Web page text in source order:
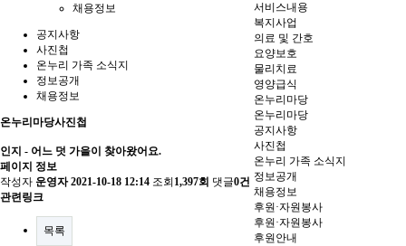
서비스내용
복지사업
의료 및 간호
요양보호
물리치료
영양급식
온누리마당
온누리마당
공지사항
사진첩
온누리 가족 소식지
정보공개
채용정보
후원·자원봉사
후원·자원봉사
후원안내
채용정보
공지사항
사진첩
온누리 가족 소식지
정보공개
채용정보
온누리마당사진첩
인지 - 어느 덧 가을이 찾아왔어요.
페이지 정보
작성자 운영자 2021-10-18 12:14 조회 1,397회 댓글0건
관련링크
목록